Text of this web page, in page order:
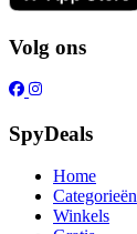
Volg ons
SpyDeals
Home
Categorieën
Winkels